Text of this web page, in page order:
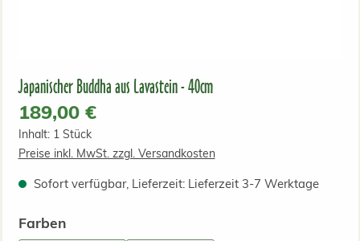
Japanischer Buddha aus Lavastein - 40cm
Regulärer Preis:
189,00 €
Inhalt: 1 Stück
Preise inkl. MwSt. zzgl. Versandkosten
Sofort verfügbar, Lieferzeit: Lieferzeit 3-7 Werktage
Farbenauswählen